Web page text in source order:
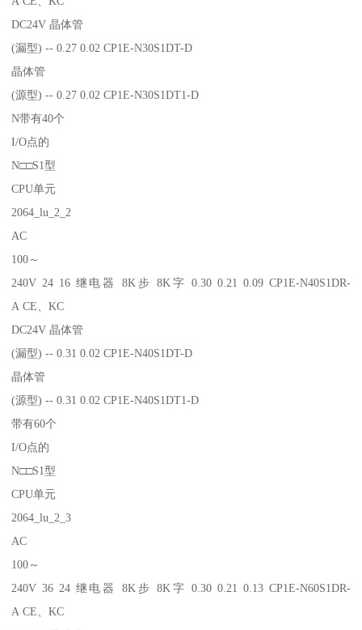
DC24V 晶体管
(漏型) -- 0.27 0.02 CP1E-N30S1DT-D
晶体管
(源型) -- 0.27 0.02 CP1E-N30S1DT1-D
N带有40个
I/O点的
N□□S1型
CPU单元
2064_lu_2_2
AC
100～
240V 24 16 继电器 8K步 8K字 0.30 0.21 0.09 CP1E-N40S1DR-
A CE、KC
DC24V 晶体管
(漏型) -- 0.31 0.02 CP1E-N40S1DT-D
晶体管
(源型) -- 0.31 0.02 CP1E-N40S1DT1-D
带有60个
I/O点的
N□□S1型
CPU单元
2064_lu_2_3
AC
100～
240V 36 24 继电器 8K步 8K字 0.30 0.21 0.13 CP1E-N60S1DR-
A CE、KC